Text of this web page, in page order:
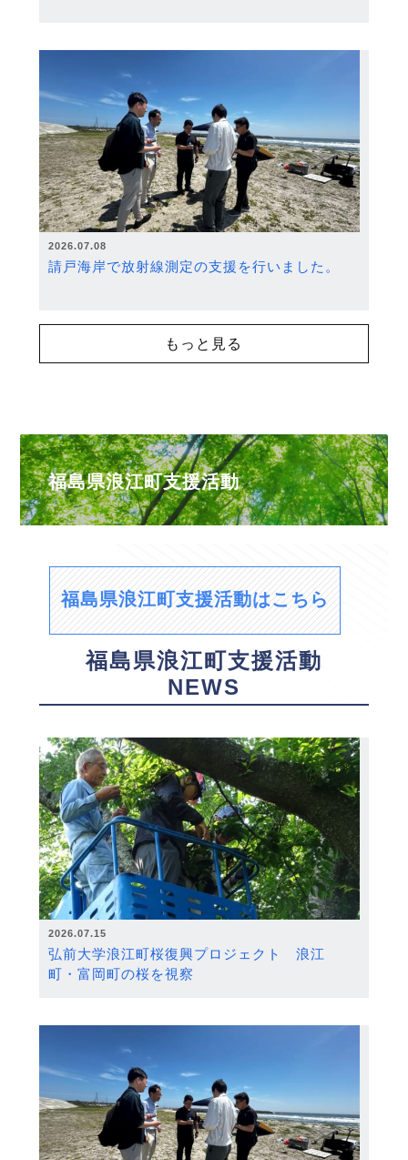
2026.07.08
請戸海岸で放射線測定の支援を行いました。
もっと見る
福島県浪江町支援活動
福島県浪江町支援活動はこちら
福島県浪江町支援活動
NEWS
2026.07.15
弘前大学浪江町桜復興プロジェクト 浪江
町・富岡町の桜を視察